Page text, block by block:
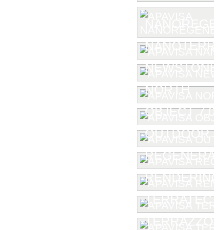
NEWSTONE
NORTH
OBJECT 7.0
OUTDOOR
TERRATEC
TERRAZZO